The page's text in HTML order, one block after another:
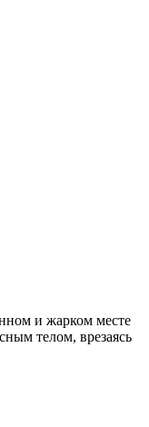
и жарком месте
телом, врезаясь